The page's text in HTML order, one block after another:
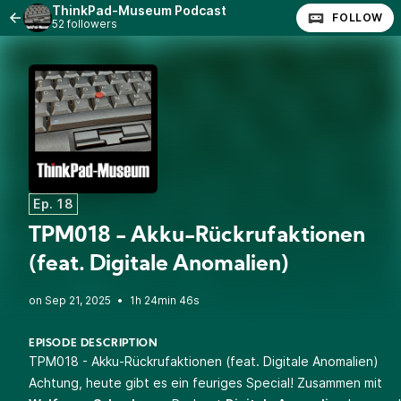
ThinkPad-Museum Podcast
52 followers FOLLOW
Ep. 18
TPM018 - Akku-Rückrufaktionen
(feat. Digitale Anomalien)
• 1h 24min 46s
EPISODE DESCRIPTION
TPM018 - Akku-Rückrufaktionen (feat. Digitale Anomalien)
Achtung, heute gibt es ein feuriges Special! Zusammen mit